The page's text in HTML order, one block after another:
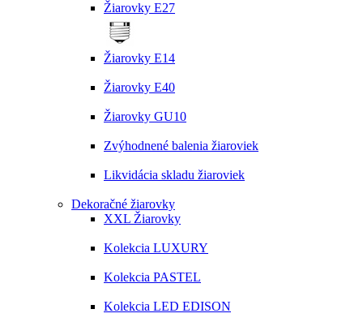
Žiarovky E27
Žiarovky E14
Žiarovky E40
Žiarovky GU10
Zvýhodnené balenia žiaroviek
Likvidácia skladu žiaroviek
Dekoračné žiarovky
XXL Žiarovky
Kolekcia LUXURY
Kolekcia PASTEL
Kolekcia LED EDISON